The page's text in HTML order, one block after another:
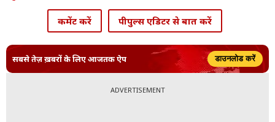
कमेंट करें पीपुल्स एडिटर से बात करें
सबसे तेज़ ख़बरों के लिए आजतक ऐप डाउनलोड करें
ADVERTISEMENT